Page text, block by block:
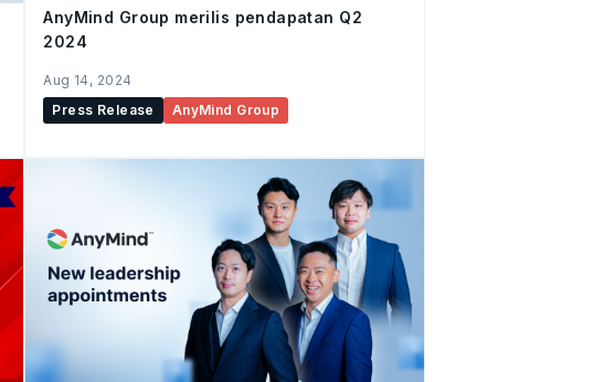
AnyMind Group merilis pendapatan Q2
2024
Aug 14, 2024
Press Release
AnyMind Group